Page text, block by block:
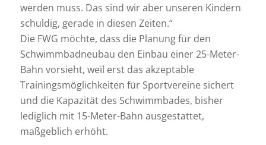
werden muss. Das sind wir aber unseren Kindern
schuldig, gerade in diesen Zeiten.“
Die FWG möchte, dass die Planung für den
Schwimmbadneubau den Einbau einer 25-Meter-
Bahn vorsieht, weil erst das akzeptable
Trainingsmöglichkeiten für Sportvereine sichert
und die Kapazität des Schwimmbades, bisher
lediglich mit 15-Meter-Bahn ausgestattet,
maßgeblich erhöht.